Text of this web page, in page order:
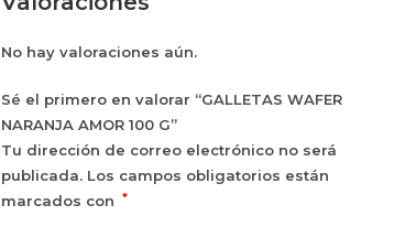
No hay valoraciones aún.
Sé el primero en valorar “GALLETAS WAFER
NARANJA AMOR 100 G”
Tu dirección de correo electrónico no será
publicada. Los campos obligatorios están
marcados con
*